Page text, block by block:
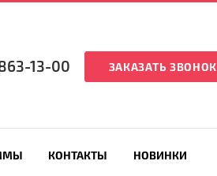
13-00 ЗАКАЗАТЬ ЗВОНОК
КОНТАКТЫ НОВИНКИ